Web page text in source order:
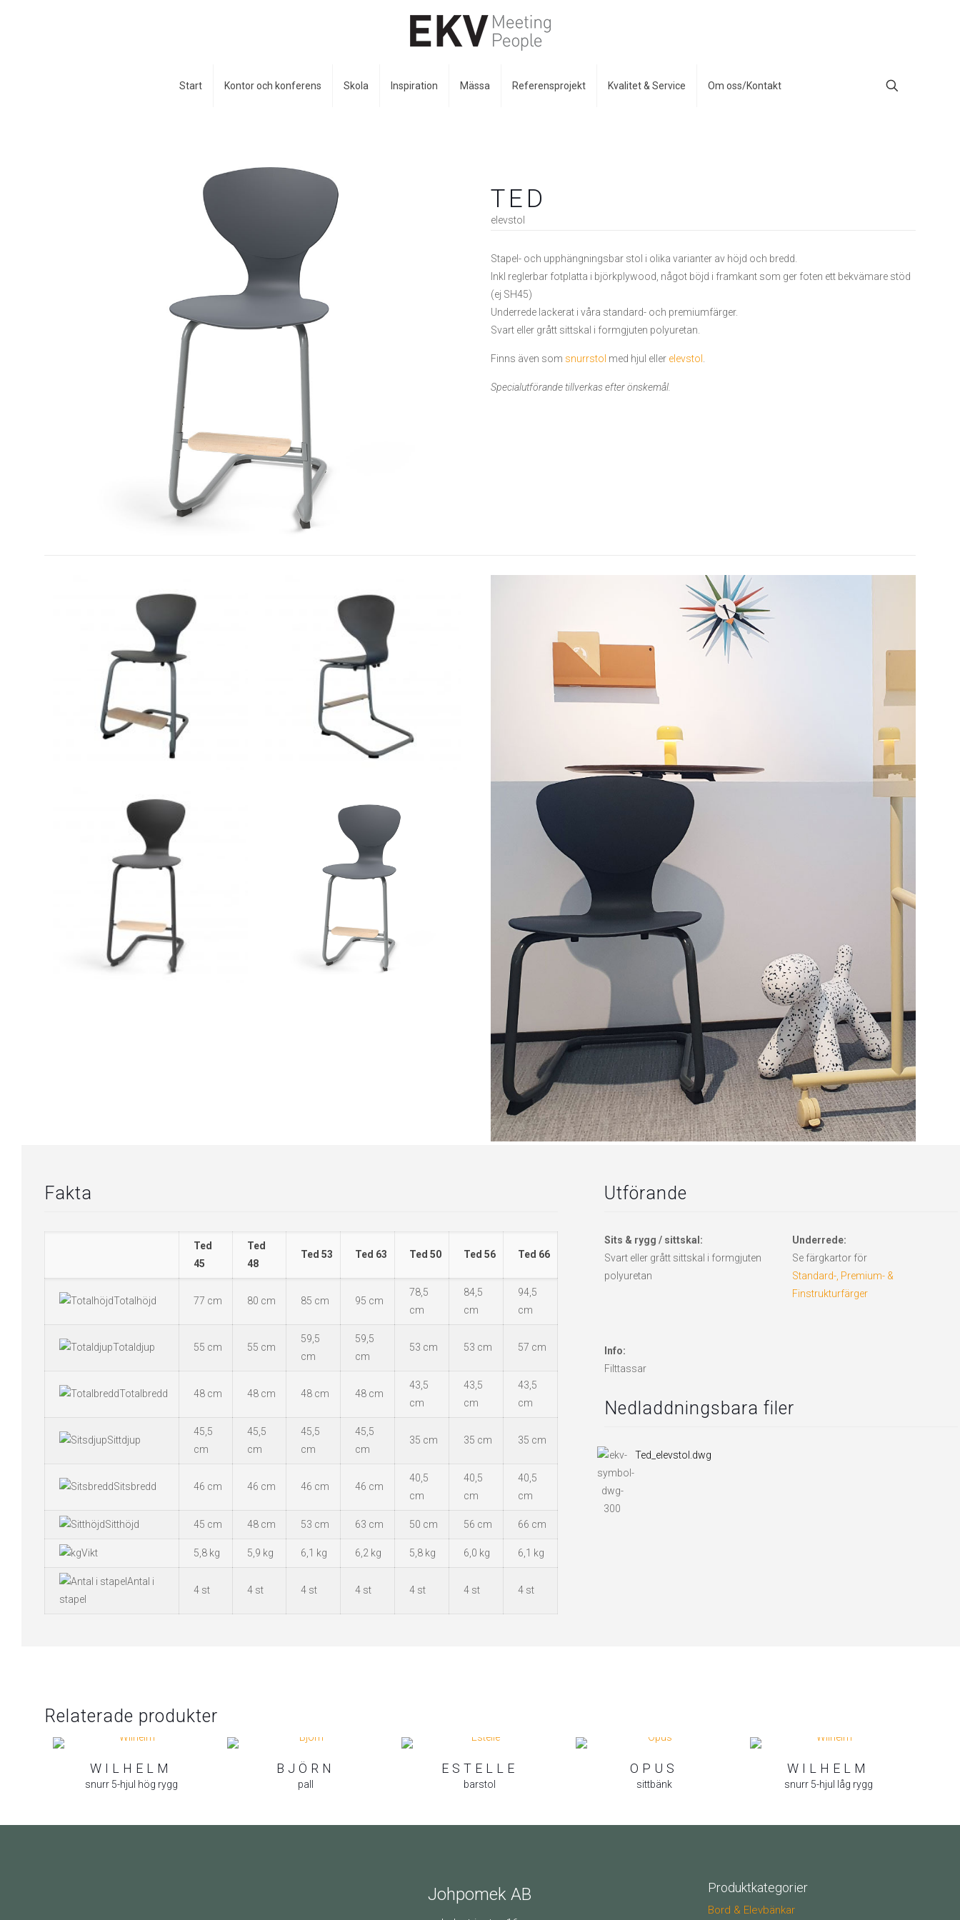
Start Kontor och konferens Skola Inspiration Mässa Referensprojekt Kvalitet & Service Om oss/Kontakt
TED
elevstol
Stapel- och upphängningsbar stol i olika varianter av höjd och bredd.
Inkl reglerbar fotplatta i björkplywood, något böjd i framkant som ger foten ett bekvämare stöd
(ej SH45)
Underrede lackerat i våra standard- och premiumfärger.
Svart eller grått sittskal i formgjuten polyuretan.
Finns även som snurrstol med hjul eller elevstol
Specialutförande tillverkas efter önskemål.
Fakta
Ted
45
Ted
48
Ted 53 Ted 63 Ted 50 Ted 56 Ted 66
Totalhöjd 77 cm 80 cm 85 cm 95 cm
78,5
cm
84,5
cm
94,5
cm
Totaldjup 55 cm 55 cm
59,5
cm
59,5
cm
53 cm 53 cm 57 cm
Totalbredd 48 cm 48 cm 48 cm 48 cm
43,5
cm
43,5
cm
43,5
cm
Sittdjup
45,5
cm
45,5
cm
45,5
cm
45,5
cm
35 cm 35 cm 35 cm
Sitsbredd 46 cm 46 cm 46 cm 46 cm
40,5
cm
40,5
cm
40,5
cm
Sitthöjd 45 cm 48 cm 53 cm 63 cm 50 cm 56 cm 66 cm
Vikt 5,8 kg 5,9 kg 6,1 kg 6,2 kg 5,8 kg 6,0 kg 6,1 kg
Antal i
stapel
4 st 4 st 4 st 4 st 4 st 4 st 4 st
Utförande
Sits & rygg / sittskal:
Svart eller grått sittskal i formgjuten
polyuretan
Underrede:
Se färgkartor för
Standard-, Premium- &
Finstrukturfärger
Info:
Filttassar
Nedladdningsbara filer
Ted_elevstol.dwg
Relaterade produkter
WILHELM
snurr 5-hjul hög rygg
BJÖRN
pall
ESTELLE
barstol
OPUS
sittbänk
WILHELM
snurr 5-hjul låg rygg
Johpomek AB Produktkategorier
Bord & Elevbänkar